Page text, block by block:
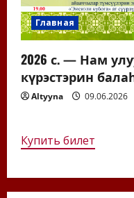
Главная
2026 с. — Нам
күрэстэрин
Altyyna 09.06.2026
Купить билет